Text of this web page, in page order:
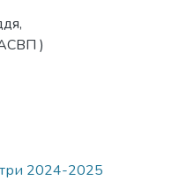
,
)
2024-2025